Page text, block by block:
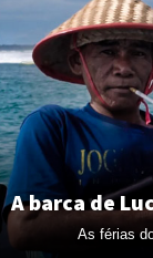
A barca de
As férias